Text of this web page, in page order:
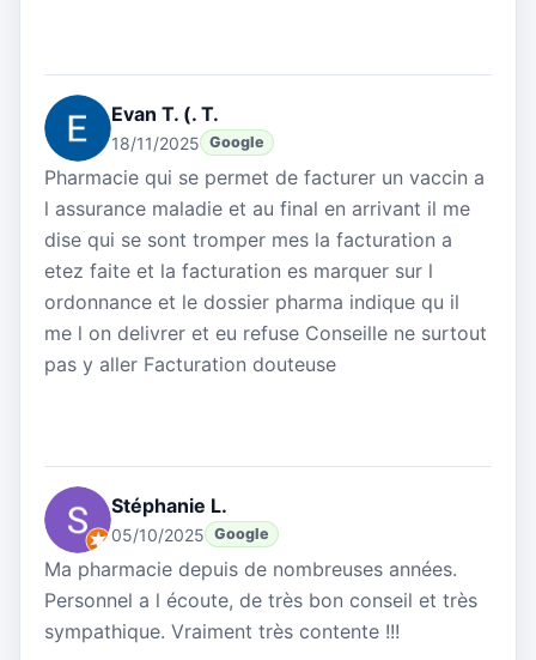
Evan T. (. T.
18/11/2025 Google
Pharmacie qui se permet de facturer un vaccin a
l assurance maladie et au final en arrivant il me
dise qui se sont tromper mes la facturation a
etez faite et la facturation es marquer sur l
ordonnance et le dossier pharma indique qu il
me l on delivrer et eu refuse Conseille ne surtout
pas y aller Facturation douteuse
Stéphanie L.
05/10/2025 Google
Ma pharmacie depuis de nombreuses années.
Personnel a l écoute, de très bon conseil et très
sympathique. Vraiment très contente !!!